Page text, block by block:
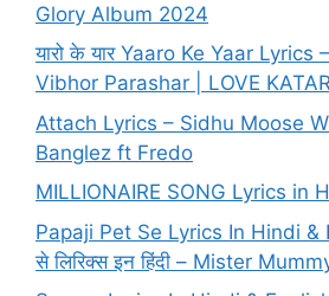
Glory Album 2024
यारो के यार Yaaro Ke Yaar Lyrics
Vibhor Parashar | LOVE
Attach Lyrics – Sidhu Moose
Banglez ft Fredo
MILLIONAIRE SONG Lyrics in
Papaji Pet Se Lyrics In Hindi &
से लिरिक्स इन हिंदी – Mister